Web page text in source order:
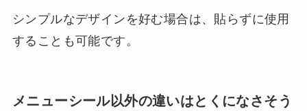
シンプルなデザインを好む場合は、貼らずに使用
することも可能です。
メニューシール以外の違いはとくになさそう